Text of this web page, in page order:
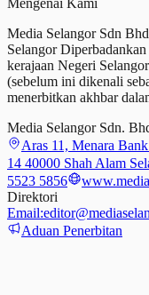
Media Selangor Sdn
Selangor
kerajaan Negeri
(sebelum ini dikenali
menerbitkan akhbar
Media Selangor Sdn.
Aras 11, Menara
14 40000 Shah Alam
5523 5856
Direktori
Email:
Aduan Penerbitan